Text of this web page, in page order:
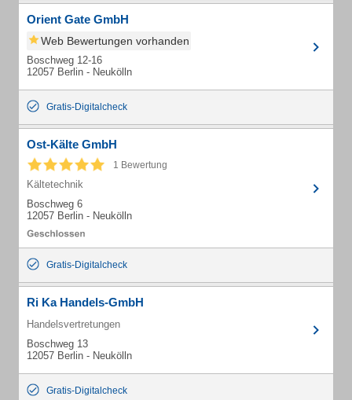
Orient Gate GmbH
Web Bewertungen vorhanden
Boschweg 12-16
12057 Berlin - Neukölln
Gratis-Digitalcheck
Ost-Kälte GmbH
1 Bewertung
Kältetechnik
Boschweg 6
12057 Berlin - Neukölln
Gratis-Digitalcheck
Ri Ka Handels-GmbH
Handelsvertretungen
Boschweg 13
12057 Berlin - Neukölln
Gratis-Digitalcheck